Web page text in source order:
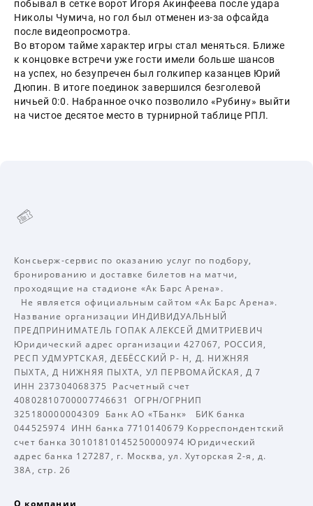
побывал в сетке ворот Игоря Акинфеева после удара
Николы Чумича, но гол был отменен из-за офсайда
после видеопросмотра.
Во втором тайме характер игры стал меняться. Ближе
к концовке встречи уже гости имели больше шансов
на успех, но безупречен был голкипер казанцев Юрий
Дюпин. В итоге поединок завершился безголевой
ничьей 0:0. Набранное очко позволило «Рубину» выйти
на чистое десятое место в турнирной таблице РПЛ.
Консьерж-сервис по оказанию услуг по подбору,
бронированию и доставке билетов на матчи,
проходящие на стадионе «Ак Барс Арена».
Не является официальным сайтом «Ак Барс Арена».
Название организации ИНДИВИДУАЛЬНЫЙ
ПРЕДПРИНИМАТЕЛЬ ГОПАК АЛЕКСЕЙ ДМИТРИЕВИЧ
Юридический адрес организации 427067, РОССИЯ,
РЕСП УДМУРТСКАЯ, ДЕБЁССКИЙ Р- Н, Д. НИЖНЯЯ
ПЫХТА, Д НИЖНЯЯ ПЫХТА, УЛ ПЕРВОМАЙСКАЯ, Д 7
ИНН 237304068375 Расчетный счет
40802810700007746631 ОГРН/ОГРНИП
325180000004309 Банк АО «ТБанк» БИК банка
044525974 ИНН банка 7710140679 Корреспондентский
счет банка 30101810145250000974 Юридический
адрес банка 127287, г. Москва, ул. Хуторская 2-я, д.
38А, стр. 26
О компании